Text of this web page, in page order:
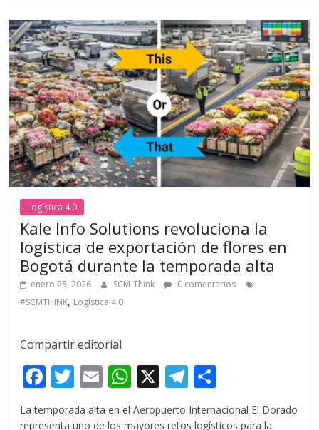
k p r
Logística 4.0
Kale Info Solutions revoluciona la
logística de exportación de flores en
Bogotá durante la temporada alta
enero 25, 2026 SCM-Think
0 comentarios
#SCMTHINK, Logística 4.0
Compartir editorial
F
e
T
w
itt
E
ai
W
h
at
X T
el
e
o
m
La temporada alta en el Aeropuerto Internacional El Dorado
representa uno de los mayores retos logísticos para la